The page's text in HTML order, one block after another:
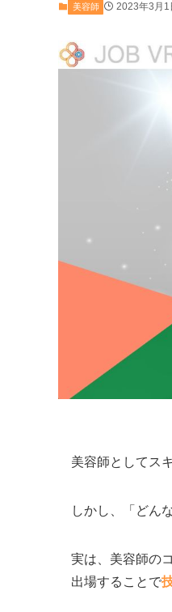
美容師 2023年3月1
美容師としてス
しかし、「どん
実は、美容師の
出場することで